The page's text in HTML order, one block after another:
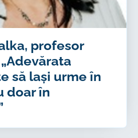
profesor
să lași urme în
doar în